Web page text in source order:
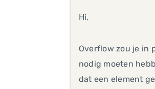
Hi,
Overflow zou je in
nodig moeten
dat een element